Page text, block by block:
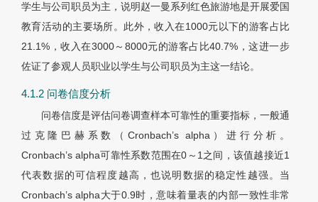
学生与公司职员为主，说明赵一曼系列红色旅游地是开展爱国
教育活动的主要场所。此外，收入在1000元以下的游客占比
21.1%，收入在3000～8000元的游客占比40.7%，这进一步
佐证了参观人员职业以学生与公司职员为主这一结论。
4.1.2 问卷信度分析
问卷信度是评估问卷调查样本可靠性的重要指标，一般通
过克隆巴赫系数（Cronbach’s alpha）进行分析。
Cronbach’s alpha可靠性系数范围在0～1之间，该值越接近1
代表数据的可信程度越高，也说明数据的稳定性越强。当
Cronbach’s alpha大于0.9时，意味着量表的内部一致性非常